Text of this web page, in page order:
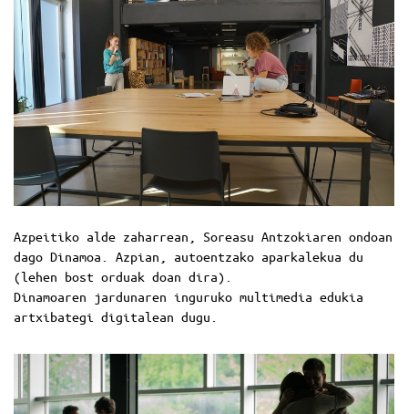
Azpeitiko alde zaharrean, Soreasu Antzokiaren ondoan
dago Dinamoa. Azpian, autoentzako aparkalekua du
(lehen bost orduak doan dira).
Dinamoaren jardunaren inguruko multimedia edukia
artxibategi digitalean dugu.